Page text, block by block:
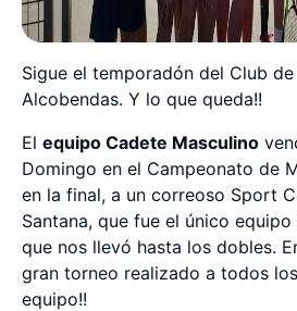
Sigue el temporadón del Club
Alcobendas. Y lo que queda!!
El equipo Cadete Masculino
Domingo en el Campeonato de
en la final, a un correoso Sport
Santana, que fue el único
que nos llevó hasta los dobles.
gran torneo realizado a todos
equipo!!